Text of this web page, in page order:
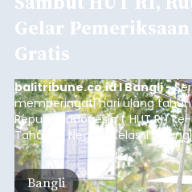
Gelar
Gratis
balitribune.co.id I Bangli -
memperingati hari ulang
Republik Indonesia ( HUT RI)
Tahanan Negara Kelas II B
kegiatan pemeriksaan
(6/8/2026).
Bangli